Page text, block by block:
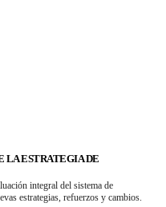
LA ESTRATEGIA DE
integral del sistema de
estrategias, refuerzos y cambios.